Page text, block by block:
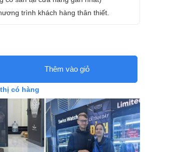
trình khách hàng thân thiết.
Thêm vào giỏ
có hàng